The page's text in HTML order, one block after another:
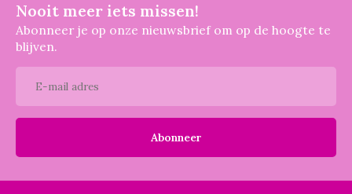
Nooit meer iets missen!
Abonneer je op onze nieuwsbrief om op de hoogte te
blijven.
Abonneer